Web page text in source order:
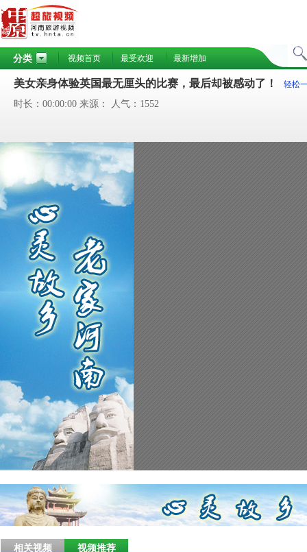
分类 视频首页 最受欢迎 最新增加
美女亲身体验英国最无厘头的比赛，最后却被感动了！ 轻松
时长：00:00:00 来源： 人气：1552
相关视频 视频推荐